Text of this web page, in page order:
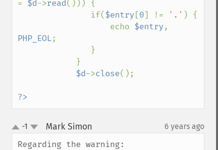
= $d->read())) {
               if(
$entry [0] != '.' ) {
                   echo
$entry
PHP_EOL;
$d->close();
?>
up
down
-1 Mark Simon 6 years ago
Regarding the warning: